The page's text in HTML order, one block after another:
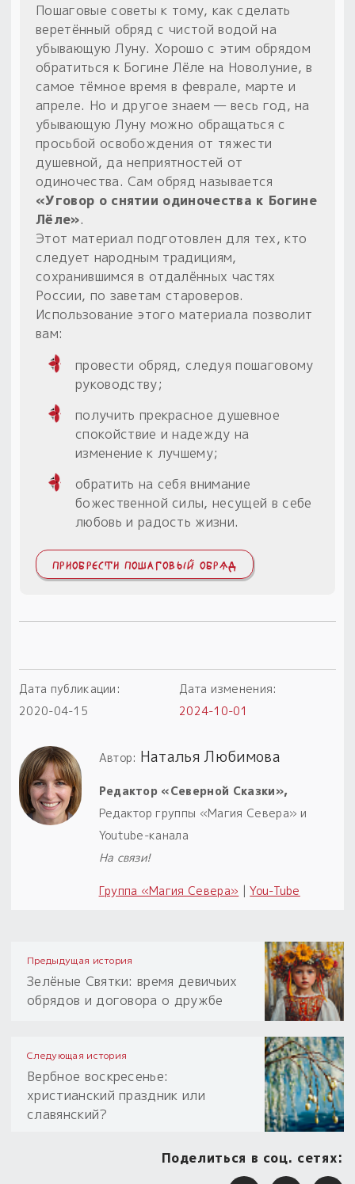
Пошаговые советы к тому, как сделать
веретённый обряд с чистой водой на
убывающую Луну. Хорошо с этим обрядом
обратиться к Богине Лёле на Новолуние, в
самое тёмное время в феврале, марте и
апреле. Но и другое знаем — весь год, на
убывающую Луну можно обращаться с
просьбой освобождения от тяжести
душевной, да неприятностей от
одиночества. Сам обряд называется
«Уговор о снятии одиночества к Богине
Лёле».
Этот материал подготовлен для тех, кто
следует народным традициям,
сохранившимся в отдалённых частях
России, по заветам староверов.
Использование этого материала позволит
вам:
провести обряд, следуя пошаговому
руководству;
получить прекрасное душевное
спокойствие и надежду на
изменение к лучшему;
обратить на себя внимание
божественной силы, несущей в себе
любовь и радость жизни.
ПРИОБРЕСТИ ПОШАГОВЫЙ ОБРЯД
Дата публикации:
2020-04-15
Дата изменения:
2024-10-01
Автор: Наталья Любимова
Редактор «Северной Сказки»,
Редактор группы «Магия Севера» и
Youtube-канала
На связи!
Группа «Магия Севера» |You-Tube
Предыдущая история
Зелёные Святки: время девичьих
обрядов и договора о дружбе
Следующая история
Вербное воскресенье:
христианский праздник или
славянский?
Поделиться в соц. сетях: